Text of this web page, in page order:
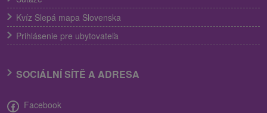
Kvíz Slepá mapa Slovenska
Prihlásenie pre ubytovateľa
SOCIÁLNÍ SÍTĚ A ADRESA
Facebook